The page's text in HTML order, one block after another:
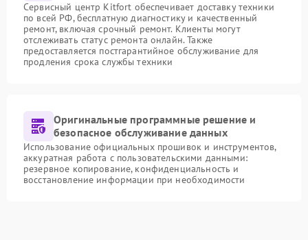
Сервисный центр Kitfort обеспечивает доставку техники
по всей РФ, бесплатную диагностику и качественный
ремонт, включая срочный ремонт. Клиенты могут
отслеживать статус ремонта онлайн. Также
предоставляется постгарантийное обслуживание для
продления срока службы техники
Оригинальные программные решение и
безопасное обслуживание данных
Использование официальных прошивок и инструментов,
аккуратная работа с пользовательскими данными:
резервное копирование, конфиденциальность и
восстановление информации при необходимости